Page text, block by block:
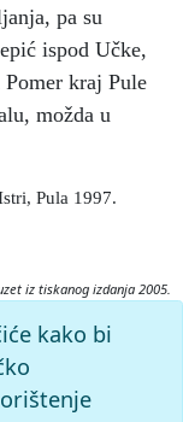
pa su
ispod Učke,
kraj Pule
možda u
Pula 1997.
iz tiskanog izdanja 2005.
izdanje.
Pristupljeno
kako bi